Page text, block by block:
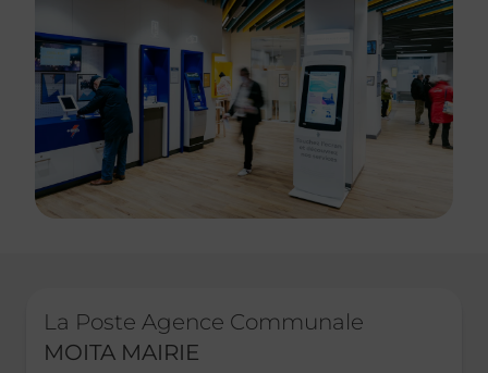
La Poste Agence Communale
MOITA MAIRIE